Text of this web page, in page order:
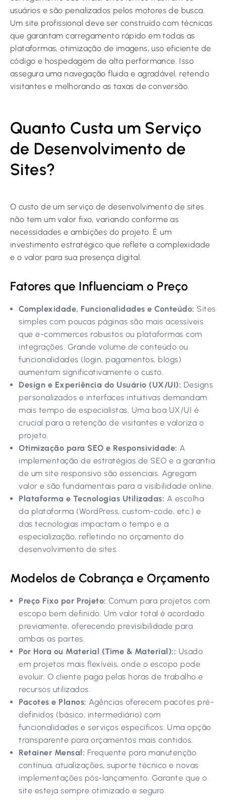
usuários e são penalizados pelos motores de busca.
Um site profissional deve ser construído com técnicas
que garantam carregamento rápido em todas as
plataformas, otimização de imagens, uso eficiente de
código e hospedagem de alta performance. Isso
assegura uma navegação fluida e agradável, retendo
visitantes e melhorando as taxas de conversão.
Quanto Custa um Serviço
de Desenvolvimento de
Sites?
O custo de um serviço de desenvolvimento de sites
não tem um valor fixo, variando conforme as
necessidades e ambições do projeto. É um
investimento estratégico que reflete a complexidade
e o valor para sua presença digital.
Fatores que Influenciam o Preço
Complexidade, Funcionalidades e Conteúdo: Sites
simples com poucas páginas são mais acessíveis
que e-commerces robustos ou plataformas com
integrações. Grande volume de conteúdo ou
funcionalidades (login, pagamentos, blogs)
aumentam significativamente o custo.
Design e Experiência do Usuário (UX/UI): Designs
personalizados e interfaces intuitivas demandam
mais tempo de especialistas. Uma boa UX/UI é
crucial para a retenção de visitantes e valoriza o
projeto.
Otimização para SEO e Responsividade: A
implementação de estratégias de SEO e a garantia
de um site responsivo são essenciais. Agregam
valor e são fundamentais para a visibilidade online.
Plataforma e Tecnologias Utilizadas: A escolha
da plataforma (WordPress, custom-code, etc.) e
das tecnologias impactam o tempo e a
especialização, refletindo no orçamento do
desenvolvimento de sites.
Modelos de Cobrança e Orçamento
Preço Fixo por Projeto: Comum para projetos com
escopo bem definido. Um valor total é acordado
previamente, oferecendo previsibilidade para
ambas as partes.
Por Hora ou Material (Time & Material):: Usado
em projetos mais flexíveis, onde o escopo pode
evoluir. O cliente paga pelas horas de trabalho e
recursos utilizados.
Pacotes e Planos: Agências oferecem pacotes pré-
definidos (básico, intermediário) com
funcionalidades e serviços específicos. Uma opção
transparente para orçamentos mais contidos.
Retainer Mensal: Frequente para manutenção
contínua, atualizações, suporte técnico e novas
implementações pós-lançamento. Garante que o
site esteja sempre otimizado e seguro.